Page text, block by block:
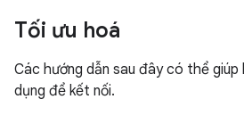
Tối ưu hoá
Các hướng dẫn sau đây có thể giúp
dụng để kết nối.